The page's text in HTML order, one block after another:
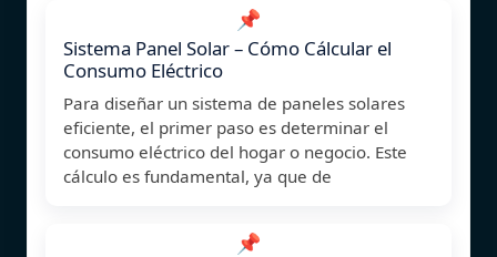
📌
Sistema Panel Solar – Cómo Cálcular el
Consumo Eléctrico
Para diseñar un sistema de paneles solares
eficiente, el primer paso es determinar el
consumo eléctrico del hogar o negocio. Este
cálculo es fundamental, ya que de
📌